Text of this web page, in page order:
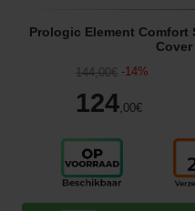
Prologic Element Comfort
144,00€ -14%
124,00€